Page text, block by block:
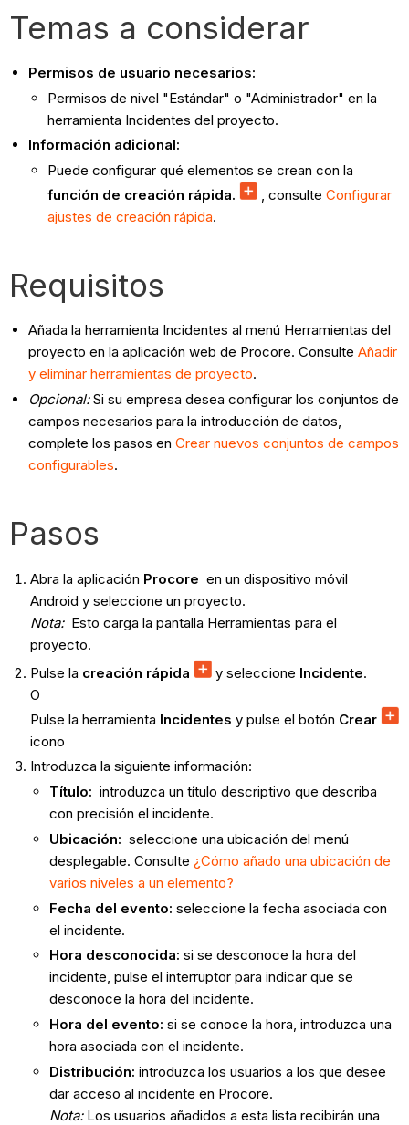
Temas a considerar
Permisos de usuario necesarios:
Permisos de nivel "Estándar" o "Administrador" en la
herramienta Incidentes del proyecto.
Información adicional:
Puede configurar qué elementos se crean con la
función de creación rápida.
, consulteConfigurar
ajustes de creación rápida.
Requisitos
Añada la herramienta Incidentes al menú Herramientas del
proyecto en la aplicación web de Procore. ConsulteAñadir
y eliminar herramientas de proyecto.
Opcional:Si su empresa desea configurar los conjuntos de
campos necesarios para la introducción de datos,
complete los pasos enCrear nuevos conjuntos de campos
configurables.
Pasos
Abra la aplicación Procore en un dispositivo móvil
Android y seleccione un proyecto.
Nota: Esto carga la pantalla Herramientas para el
proyecto.
Pulse la creación rápida y seleccione Incidente.
O
Pulse la herramienta Incidentes y pulse el botón Crear
icono
Introduzca la siguiente información:
Título: introduzca un título descriptivo que describa
con precisión el incidente.
Ubicación: seleccione una ubicación del menú
desplegable. Consulte ¿Cómo añado una ubicación de
varios niveles a un elemento?
Fecha del evento: seleccione la fecha asociada con
el incidente.
Hora desconocida: si se desconoce la hora del
incidente, pulse el interruptor para indicar que se
desconoce la hora del incidente.
Hora del evento: si se conoce la hora, introduzca una
hora asociada con el incidente.
Distribución: introduzca los usuarios a los que desee
dar acceso al incidente en Procore.
Nota:Los usuarios añadidos a esta lista recibirán una